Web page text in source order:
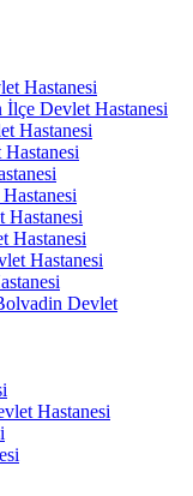
Hastanesi
Devlet Hastanesi
Hastanesi
Hastanesi
Hastanesi
Hastanesi
Devlet
Hastanesi